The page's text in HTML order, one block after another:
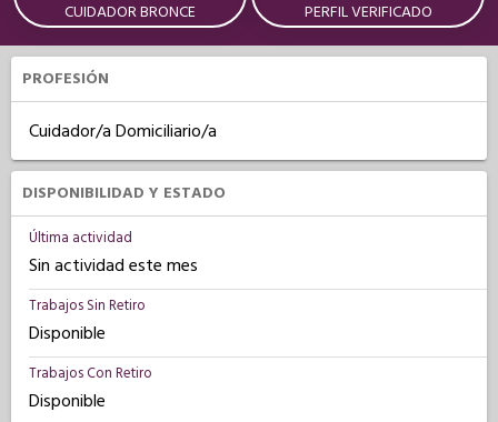
CUIDADOR BRONCE PERFIL VERIFICADO
PROFESIÓN
Cuidador/a Domiciliario/a
DISPONIBILIDAD Y ESTADO
Última actividad
Sin actividad este mes
Trabajos Sin Retiro
Disponible
Trabajos Con Retiro
Disponible